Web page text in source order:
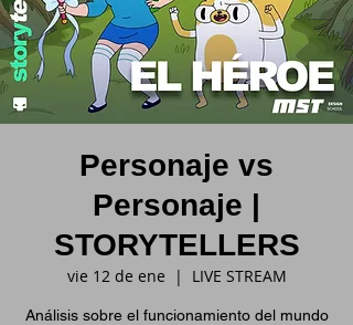
Personaje vs
Personaje |
STORYTELLERS
vie 12 de ene
  |
LIVE STREAM
Análisis sobre el funcionamiento del mundo